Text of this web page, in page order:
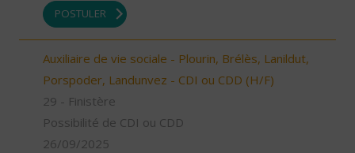
POSTULER
Auxiliaire de vie sociale - Plourin, Brélès, Lanildut,
Porspoder, Landunvez - CDI ou CDD (H/F)
29 - Finistère
Possibilité de CDI ou CDD
26/09/2025